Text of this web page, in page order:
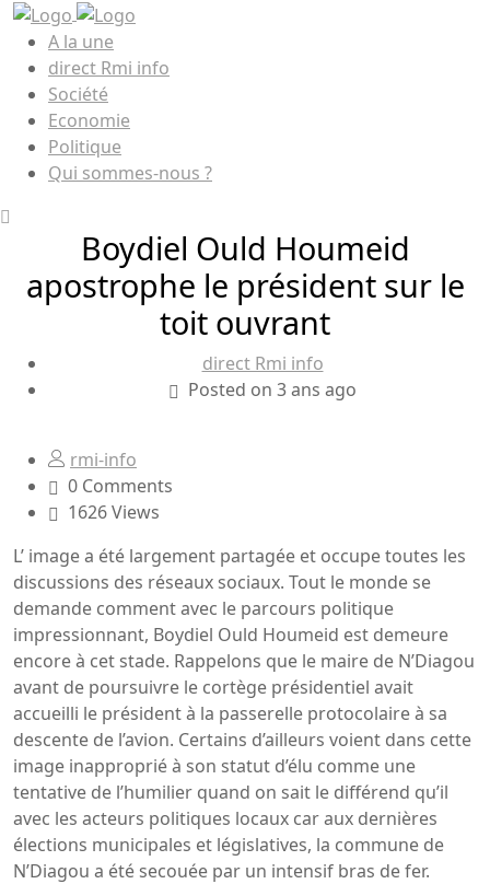
A la une
direct Rmi info
Société
Economie
Politique
Qui sommes-nous ?
Boydiel Ould Houmeid
apostrophe le président sur le
toit ouvrant
direct Rmi info
Posted on 3 ans ago
rmi-info
0 Comments
1626 Views
L’ image a été largement partagée et occupe toutes les
discussions des réseaux sociaux. Tout le monde se
demande comment avec le parcours politique
impressionnant, Boydiel Ould Houmeid est demeure
encore à cet stade. Rappelons que le maire de N’Diagou
avant de poursuivre le cortège présidentiel avait
accueilli le président à la passerelle protocolaire à sa
descente de l’avion. Certains d’ailleurs voient dans cette
image inapproprié à son statut d’élu comme une
tentative de l’humilier quand on sait le différend qu’il
avec les acteurs politiques locaux car aux dernières
élections municipales et législatives, la commune de
N’Diagou a été secouée par un intensif bras de fer.